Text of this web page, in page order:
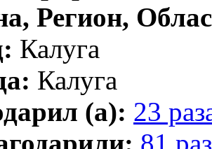
Регион,
Калуга
Калуга
(а): 23